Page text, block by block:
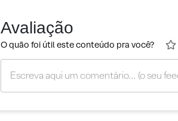
Avaliação
O quão foi útil este conteúdo pra você?